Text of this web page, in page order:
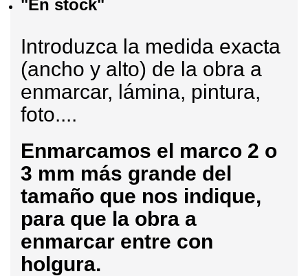
"En stock"
Introduzca la medida exacta
(ancho y alto) de la obra a
enmarcar, lámina, pintura,
foto....
Enmarcamos el marco 2 o
3 mm más grande del
tamaño que nos indique,
para que la obra a
enmarcar entre con
holgura.